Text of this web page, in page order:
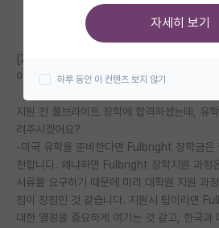
미국 대학원 합격 후기 게시판
대학원 합격 후기 게시판
연구실(PI) 홍보 게시판
석박사 채용 정보 게시판
임용 정보 게시판
학부 인턴 게시판
[2023 가을학기 UW-Madison 입학] 김박사
이어집니다.
지원 전 풀브라이트 장학에 합격하셨는데, 유
려주시겠어요?
-미국 유학을 준비한다면 Fulbright 장학금은
천합니다. 왜냐하면 Fulbright 장학지원 과정
서류를 요구하기 때문에 미리 대학원 지원 과
점이 장점인 것 같습니다. 지원시 팁이라면
대한 열정을 중요하게 여기는 것 같고, 한국과
자세히 보기
하루 동안 이 컨텐츠 보지 않기